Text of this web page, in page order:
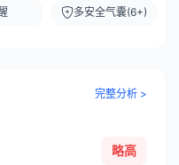
多安全气囊(6+)
完整分析 >
略高